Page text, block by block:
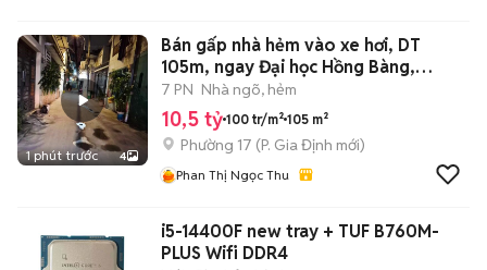
1 phút trước 4
Bán gấp nhà hẻm vào xe hơi, DT
105m, ngay Đại học Hồng Bàng,
Phường 17
7 PN Nhà ngõ, hẻm
10,5 tỷ 100 tr/m² 105 m²
Phường 17 (P. Gia Định mới)
Phan Thị Ngọc Thu
i5-14400F new tray + TUF B760M-
PLUS Wifi DDR4